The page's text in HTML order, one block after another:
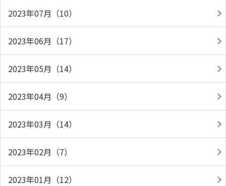
2023年07月（10）
2023年06月（17）
2023年05月（14）
2023年04月（9）
2023年03月（14）
2023年02月（7）
2023年01月（12）